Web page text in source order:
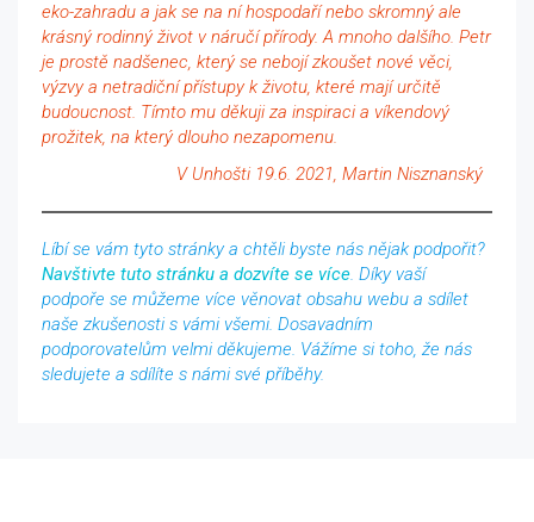
eko-zahradu a jak se na ní hospodaří nebo skromný ale
krásný rodinný život v náručí přírody. A mnoho dalšího. Petr
je prostě nadšenec, který se nebojí zkoušet nové věci,
výzvy a netradiční přístupy k životu, které mají určitě
budoucnost. Tímto mu děkuji za inspiraci a víkendový
prožitek, na který dlouho nezapomenu.
V Unhošti 19.6. 2021, Martin Nisznanský
Líbí se vám tyto stránky a chtěli byste nás nějak podpořit?
Navštivte tuto stránku a dozvíte se více. Díky vaší
podpoře se můžeme více věnovat obsahu webu a sdílet
naše zkušenosti s vámi všemi. Dosavadním
podporovatelům velmi děkujeme. Vážíme si toho, že nás
sledujete a sdílíte s námi své příběhy.